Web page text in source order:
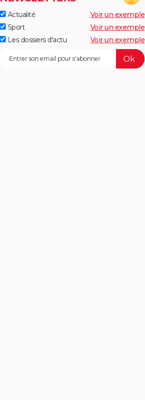
Actualité
Voir un exemple
Sport
Voir un exemple
Les dossiers d'actu
Voir un exemple